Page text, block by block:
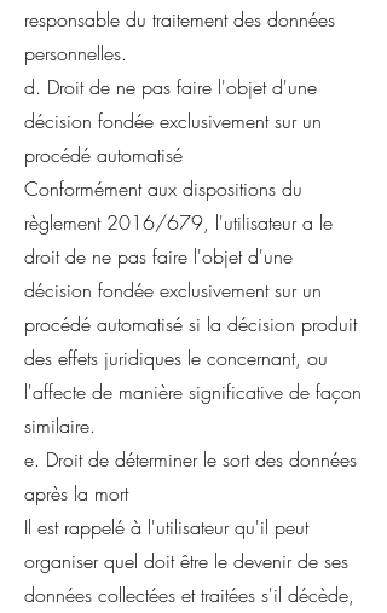
responsable du traitement des données
personnelles.
d. Droit de ne pas faire l'objet d'une
décision fondée exclusivement sur un
procédé automatisé
Conformément aux dispositions du
règlement 2016/679, l'utilisateur a le
droit de ne pas faire l'objet d'une
décision fondée exclusivement sur un
procédé automatisé si la décision produit
des effets juridiques le concernant, ou
l'affecte de manière significative de façon
similaire.
e. Droit de déterminer le sort des données
après la mort
Il est rappelé à l'utilisateur qu'il peut
organiser quel doit être le devenir de ses
données collectées et traitées s'il décède,